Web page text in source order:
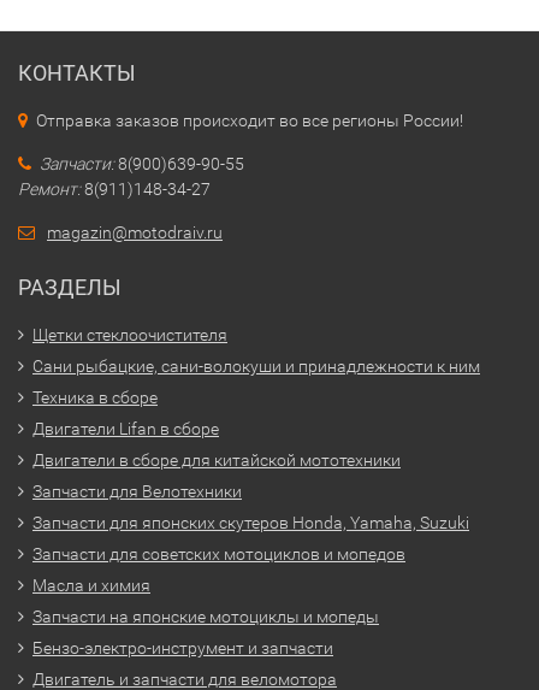
КОНТАКТЫ
Отправка заказов происходит во все регионы России!
Запчасти:8(900)639-90-55
Ремонт:8(911)148-34-27
magazin@motodraiv.ru
РАЗДЕЛЫ
Щетки стеклоочистителя
Сани рыбацкие, сани-волокуши и принадлежности к ним
Техника в сборе
Двигатели Lifan в сборе
Двигатели в сборе для китайской мототехники
Запчасти для Велотехники
Запчасти для японских скутеров Honda, Yamaha, Suzuki
Запчасти для советских мотоциклов и мопедов
Масла и химия
Запчасти на японские мотоциклы и мопеды
Бензо-электро-инструмент и запчасти
Двигатель и запчасти для веломотора